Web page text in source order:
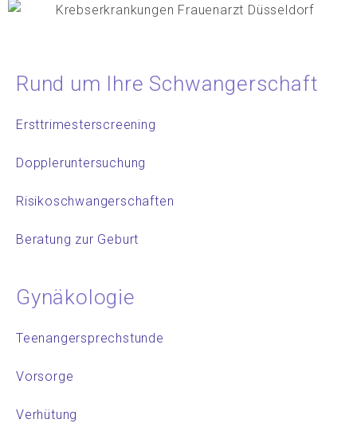
Rund um Ihre Schwangerschaft
Ersttrimesterscreening
Doppleruntersuchung
Risikoschwangerschaften
Beratung zur Geburt
Gynäkologie
Teenangersprechstunde
Vorsorge
Verhütung